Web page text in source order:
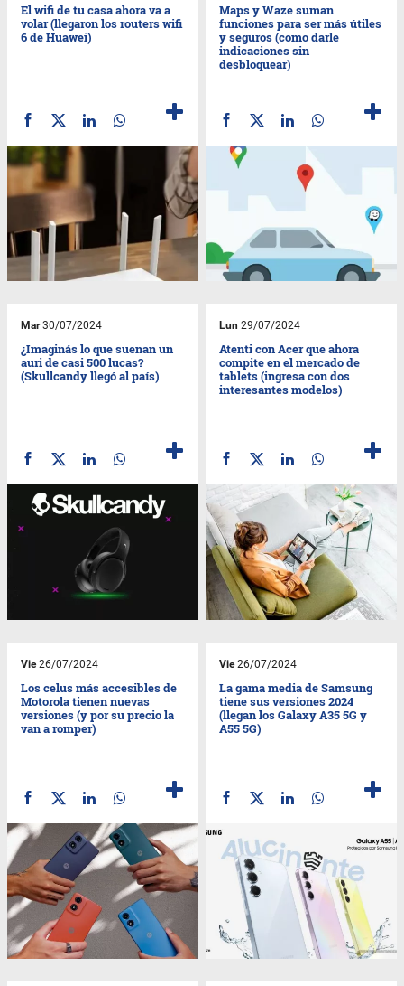
El wifi de tu casa ahora va a
volar (llegaron los routers wifi
6 de Huawei)
Maps y Waze suman
funciones para ser más útiles
y seguros (como darle
indicaciones sin
desbloquear)
Mar30/07/2024
¿Imaginás lo que suenan un
auri de casi 500 lucas?
(Skullcandy llegó al país)
Lun 29/07/2024
Atenti con Acer que ahora
compite en el mercado de
tablets (ingresa con dos
interesantes modelos)
Vie26/07/2024
Los celus más accesibles de
Motorola tienen nuevas
versiones (y por su precio la
van a romper)
Vie26/07/2024
La gama media de Samsung
tiene sus versiones 2024
(llegan los Galaxy A35 5G y
A55 5G)